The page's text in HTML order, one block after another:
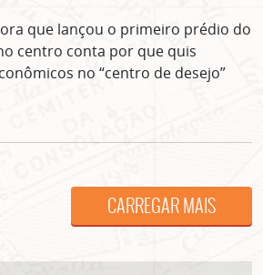
que lançou o primeiro prédio do
centro conta por que quis
no “centro de desejo”
CARREGAR MAIS